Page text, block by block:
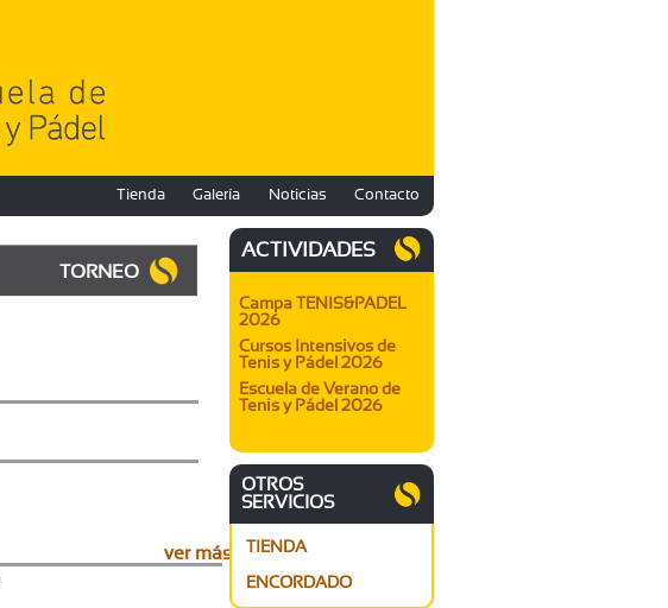
Tienda Galería Noticias Contacto
TORNEO
ver más
ACTIVIDADES
Campa TENIS&PADEL
2026
Cursos Intensivos de
Tenis y Pádel 2026
Escuela de Verano de
Tenis y Pádel 2026
OTROS
SERVICIOS
TIENDA
ENCORDADO